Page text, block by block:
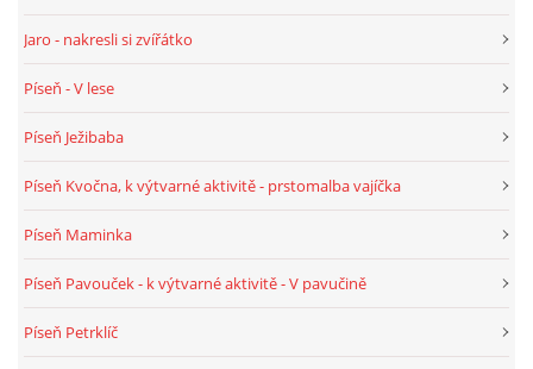
BÁSNĚ K TÉMATU LÉTO
PÍSNĚ K TÉMATU PODZIM
POHYBOVÉ AKTIVITY NA TÉMA PODZIM
Jaro - nakresli si zvířátko
Píseň - V lese
Píseň Ježibaba
Píseň Kvočna, k výtvarné aktivitě - prstomalba vajíčka
Píseň Maminka
Píseň Pavouček - k výtvarné aktivitě - V pavučině
Píseň Petrklíč